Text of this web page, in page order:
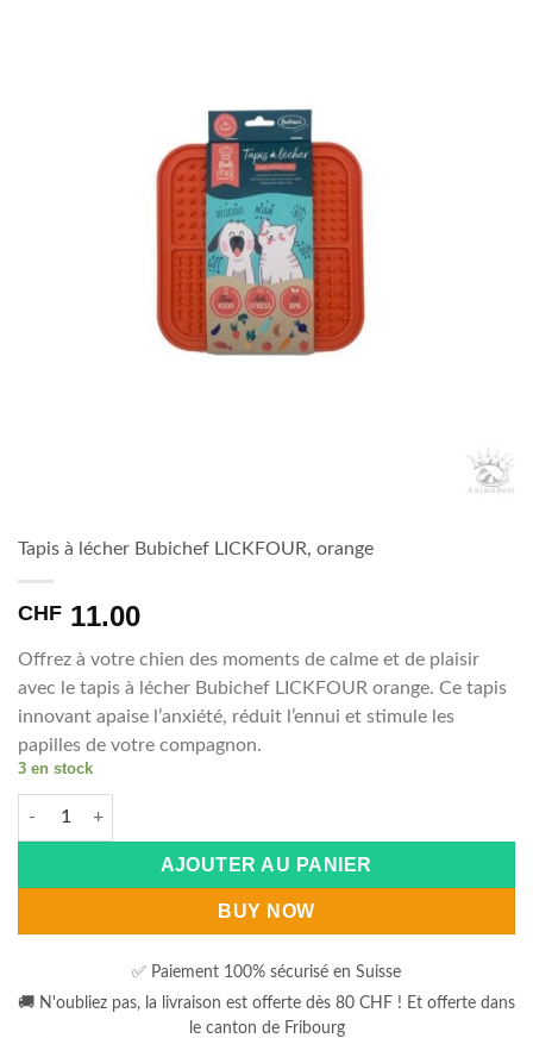
Tapis à lécher Bubichef LICKFOUR, orange
CHF 11.00
Offrez à votre chien des moments de calme et de plaisir
avec le tapis à lécher Bubichef LICKFOUR orange. Ce tapis
innovant apaise l’anxiété, réduit l’ennui et stimule les
papilles de votre compagnon.
3 en stock
AJOUTER AU PANIER
BUY NOW
Alternative:
✅ Paiement 100% sécurisé en Suisse
🚚 N'oubliez pas, la livraison est offerte dès 80 CHF ! Et offerte dans
le canton de Fribourg